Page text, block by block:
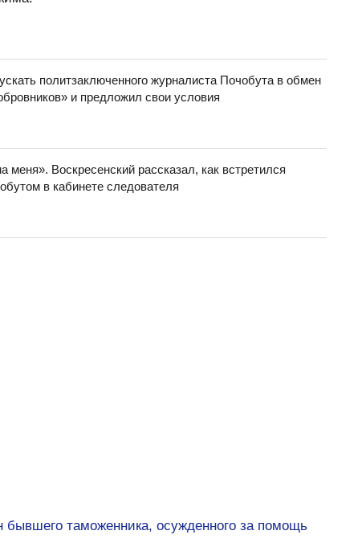
политзаключенного журналиста Почобута в обмен
и предложил свои условия
меня». Воскресенский рассказал, как встретился
в кабинете следователя
таможенника, осужденного за помощь